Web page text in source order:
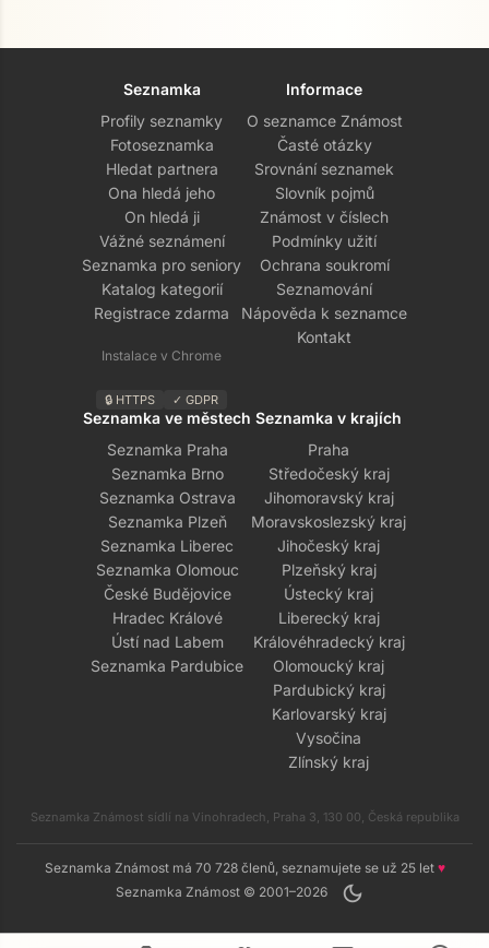
Seznamka
Profily seznamky
Fotoseznamka
Hledat partnera
Ona hledá jeho
On hledá ji
Vážné seznámení
Seznamka pro seniory
Katalog kategorií
Registrace zdarma
Instalace v Chrome
🔒 HTTPS ✓ GDPR
Informace
O seznamce Známost
Časté otázky
Srovnání seznamek
Slovník pojmů
Známost v číslech
Podmínky užití
Ochrana soukromí
Seznamování
Nápověda k seznamce
Kontakt
Seznamka ve městech
Seznamka Praha
Seznamka Brno
Seznamka Ostrava
Seznamka Plzeň
Seznamka Liberec
Seznamka Olomouc
České Budějovice
Hradec Králové
Ústí nad Labem
Seznamka Pardubice
Seznamka v krajích
Praha
Středočeský kraj
Jihomoravský kraj
Moravskoslezský kraj
Jihočeský kraj
Plzeňský kraj
Ústecký kraj
Liberecký kraj
Královéhradecký kraj
Olomoucký kraj
Pardubický kraj
Karlovarský kraj
Vysočina
Zlínský kraj
Seznamka Známost sídlí na Vinohradech, Praha 3, 130 00, Česká republika
Seznamka Známost má 70 728 členů, seznamujete se už 25 let ♥
Seznamka Známost © 2001–2026
dark_mode